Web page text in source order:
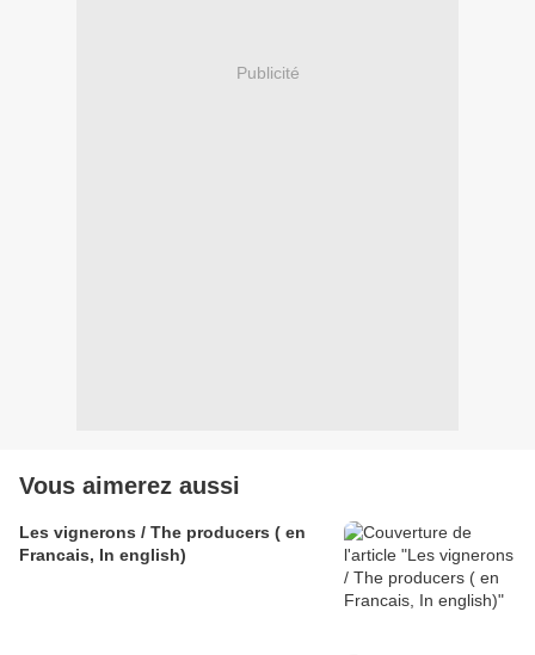
Publicité
Vous aimerez aussi
Les vignerons / The producers ( en
Francais, In english)